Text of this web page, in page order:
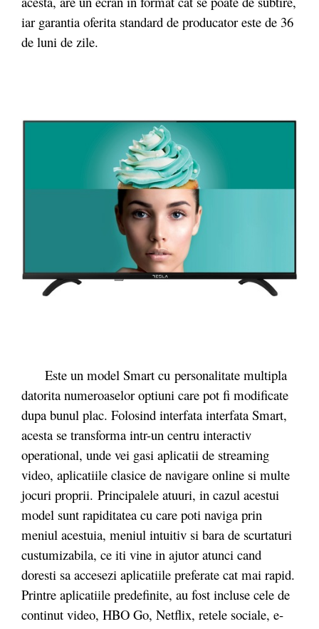
iar garantia oferita standard de producator este de 36
de luni de zile.
Este un model Smart cu personalitate multipla
datorita numeroaselor optiuni care pot fi modificate
dupa bunul plac. Folosind interfata interfata Smart,
acesta se transforma intr-un centru interactiv
operational, unde vei gasi aplicatii de streaming
video, aplicatiile clasice de navigare online si multe
jocuri proprii. Principalele atuuri, in cazul acestui
model sunt rapiditatea cu care poti naviga prin
meniul acestuia, meniul intuitiv si bara de scurtaturi
custumizabila, ce iti vine in ajutor atunci cand
doresti sa accesezi aplicatiile preferate cat mai rapid.
Printre aplicatiile predefinite, au fost incluse cele de
continut video, HBO Go, Netflix, retele sociale, e-